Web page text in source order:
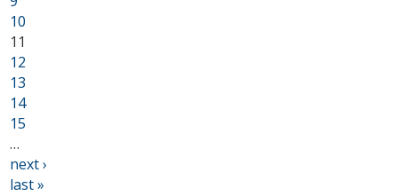
10
11
12
13
14
15
…
next ›
last »